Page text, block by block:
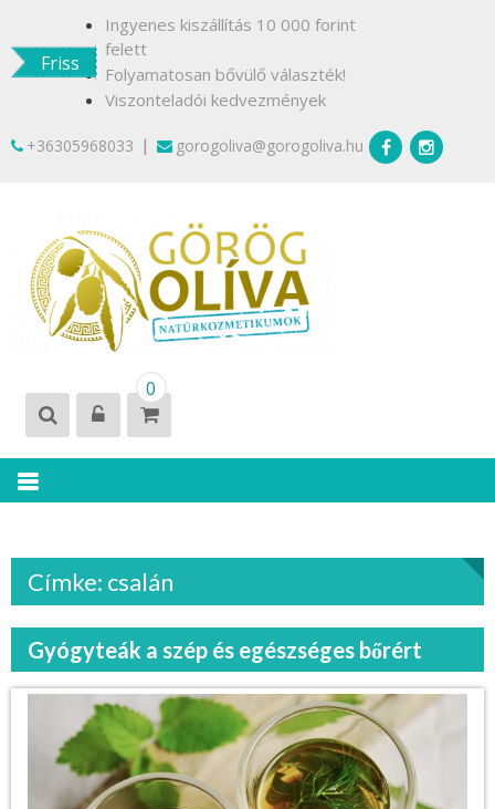
contentFriss
Ingyenes kiszállítás 10 000 forint
felett
Folyamatosan bővülő választék!
Viszonteladói kedvezmények
+36305968033 | gorogoliva@gorogoliva.hu
0
Címke: csalán
Gyógyteák a szép és egészséges bőrért